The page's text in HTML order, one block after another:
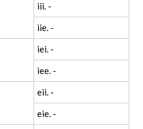
iii. -
iie. -
iei. -
iee. -
eii. -
eie. -